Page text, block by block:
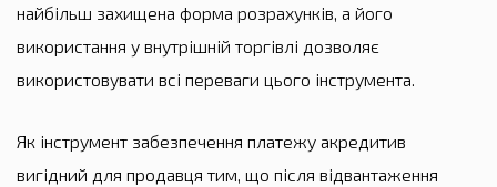
найбільш захищена форма розрахунків, а його
використання у внутрішній торгівлі дозволяє
використовувати всі переваги цього інструмента.
Як інструмент забезпечення платежу акредитив
вигідний для продавця тим, що після відвантаження